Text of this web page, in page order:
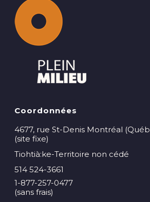
Coordonnées
4677, rue St-Denis Montréal
(site fixe)
Tiohtià:ke-Territoire non cédé
514 524-3661
1-877-257-0477
(sans frais)